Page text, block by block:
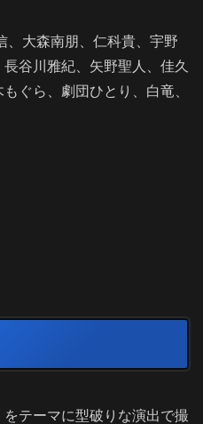
、大森南朋、仁科貴、宇野
谷川雅紀、矢野聖人、佳久
ぐら、劇団ひとり、白竜、
をテーマに型破りな演出で撮